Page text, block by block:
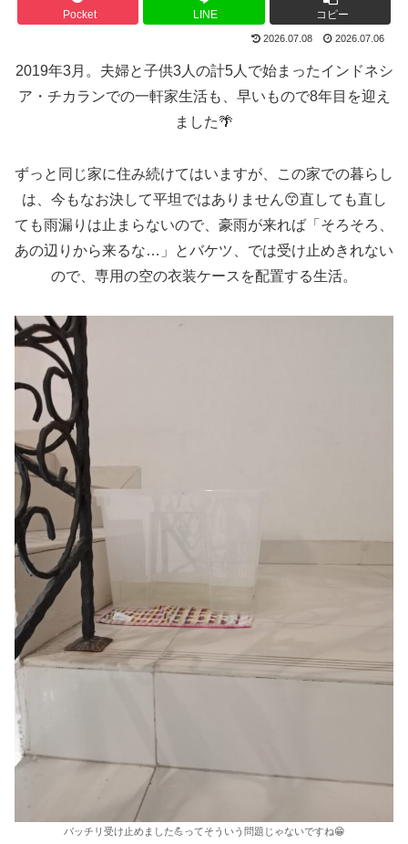
Pocket LINE コピー
2026.07.08 2026.07.06
2019年3月。夫婦と子供3人の計5人で始まったインドネシ
ア・チカランでの一軒家生活も、早いもので8年目を迎え
ました🌴
ずっと同じ家に住み続けてはいますが、この家での暮らし
は、今もなお決して平坦ではありません😙直しても直し
ても雨漏りは止まらないので、豪雨が来れば「そろそろ、
あの辺りから来るな…」とバケツ、では受け止めきれない
ので、専用の空の衣装ケースを配置する生活。
バッチリ受け止めました💪ってそういう問題じゃないですね😁